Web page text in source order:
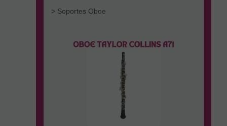
> Soportes Oboe